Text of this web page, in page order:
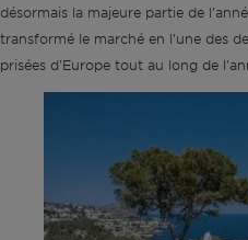
désormais la majeure partie de
transformé le marché en l'une des
prisées d'Europe tout au long de